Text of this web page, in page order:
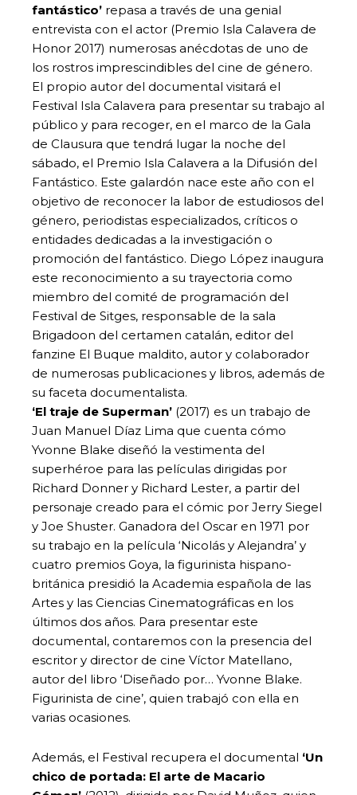
fantástico’ repasa a través de una genial
entrevista con el actor (Premio Isla Calavera de
Honor 2017) numerosas anécdotas de uno de
los rostros imprescindibles del cine de género.
El propio autor del documental visitará el
Festival Isla Calavera para presentar su trabajo al
público y para recoger, en el marco de la Gala
de Clausura que tendrá lugar la noche del
sábado, el Premio Isla Calavera a la Difusión del
Fantástico. Este galardón nace este año con el
objetivo de reconocer la labor de estudiosos del
género, periodistas especializados, críticos o
entidades dedicadas a la investigación o
promoción del fantástico. Diego López inaugura
este reconocimiento a su trayectoria como
miembro del comité de programación del
Festival de Sitges, responsable de la sala
Brigadoon del certamen catalán, editor del
fanzine El Buque maldito, autor y colaborador
de numerosas publicaciones y libros, además de
su faceta documentalista.
‘El traje de Superman’ (2017) es un trabajo de
Juan Manuel Díaz Lima que cuenta cómo
Yvonne Blake diseñó la vestimenta del
superhéroe para las películas dirigidas por
Richard Donner y Richard Lester, a partir del
personaje creado para el cómic por Jerry Siegel
y Joe Shuster. Ganadora del Oscar en 1971 por
su trabajo en la película ‘Nicolás y Alejandra’ y
cuatro premios Goya, la figurinista hispano-
británica presidió la Academia española de las
Artes y las Ciencias Cinematográficas en los
últimos dos años. Para presentar este
documental, contaremos con la presencia del
escritor y director de cine Víctor Matellano,
autor del libro ‘Diseñado por… Yvonne Blake.
Figurinista de cine’, quien trabajó con ella en
varias ocasiones.
Además, el Festival recupera el documental ‘Un
chico de portada: El arte de Macario